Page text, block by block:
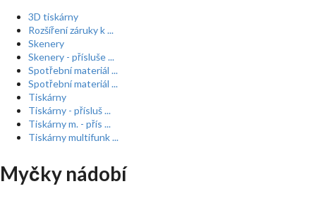
3D tiskárny
Rozšíření záruky k ...
Skenery
Skenery - přísluše ...
Spotřební materiál ...
Spotřební materiál ...
Tiskárny
Tiskárny - přísluš ...
Tiskárny m. - přís ...
Tiskárny multifunk ...
Myčky nádobí